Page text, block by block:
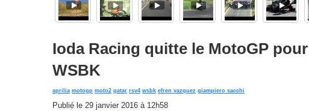
Ioda Racing quitte le MotoGP
WSBK
aprilia motogp moto2 qatar rsv4 wsbk efren vazquez giampiero sacchi
Publié le 29 janvier 2016 à 12h58